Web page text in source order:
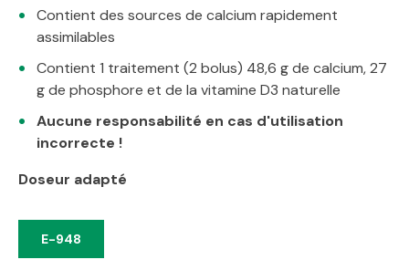
Contient des sources de calcium rapidement
assimilables
Contient 1 traitement (2 bolus) 48,6 g de calcium, 27
g de phosphore et de la vitamine D3 naturelle
Aucune responsabilité en cas d'utilisation
incorrecte !
Doseur adapté
E-948